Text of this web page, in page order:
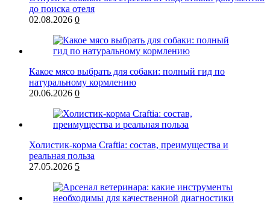
до поиска отеля
02.08.2026 0
Какое мясо выбрать для собаки: полный гид по
натуральному кормлению
20.06.2026 0
Холистик-корма Craftia: состав, преимущества и
реальная польза
27.05.2026 5